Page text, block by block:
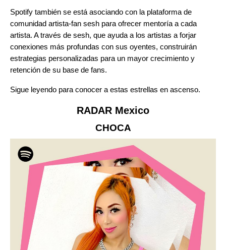
Spotify también se está asociando con la plataforma de
comunidad artista-fan sesh para ofrecer mentoría a cada
artista. A través de sesh, que ayuda a los artistas a forjar
conexiones más profundas con sus oyentes, construirán
estrategias personalizadas para un mayor crecimiento y
retención de su base de fans.
Sigue leyendo para conocer a estas estrellas en ascenso.
RADAR Mexico
CHOCA